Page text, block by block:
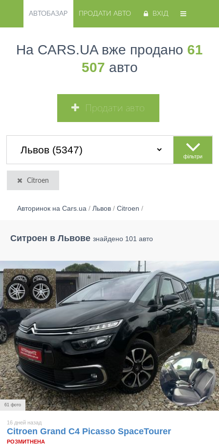
АВТОБАЗАР ПРОДАТИ АВТО ВХІД
На CARS.UA вже продано 61
507 авто
Продати авто
фільтри
Citroen
Авторинок на Cars.ua / Львов / Citroen /
Ситроен в Львове знайдено 101 авто
61 фото
16 дней назад
Citroen Grand C4 Picasso SpaceTourer
РОЗМИТНЕНА